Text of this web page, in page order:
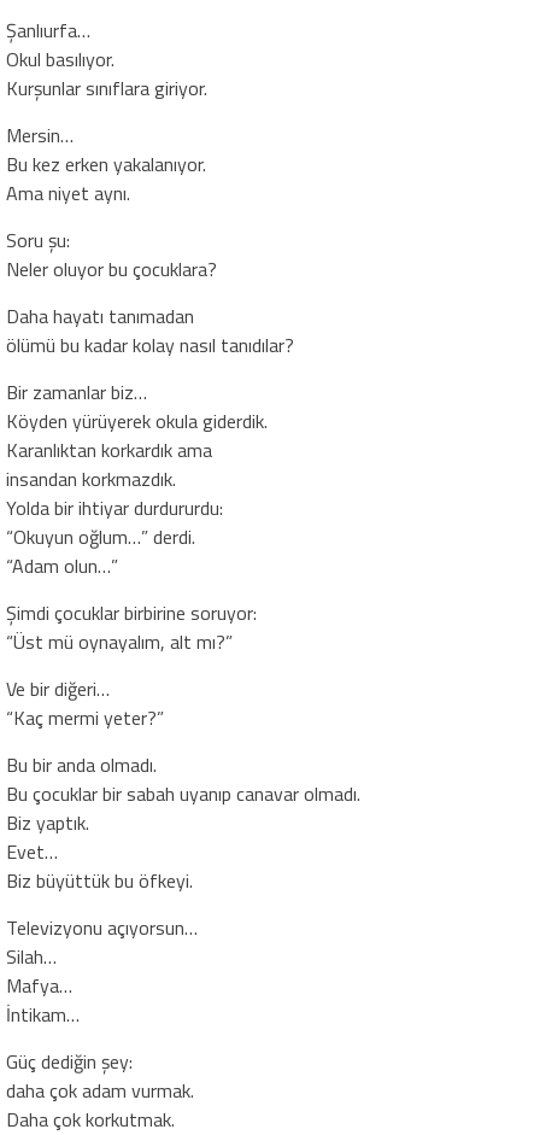
Şanlıurfa…
Okul basılıyor.
Kurşunlar sınıflara giriyor.
Mersin…
Bu kez erken yakalanıyor.
Ama niyet aynı.
Soru şu:
Neler oluyor bu çocuklara?
Daha hayatı tanımadan
ölümü bu kadar kolay nasıl tanıdılar?
Bir zamanlar biz…
Köyden yürüyerek okula giderdik.
Karanlıktan korkardık ama
insandan korkmazdık.
Yolda bir ihtiyar durdururdu:
“Okuyun oğlum…” derdi.
“Adam olun…”
Şimdi çocuklar birbirine soruyor:
“Üst mü oynayalım, alt mı?”
Ve bir diğeri…
“Kaç mermi yeter?”
Bu bir anda olmadı.
Bu çocuklar bir sabah uyanıp canavar olmadı.
Biz yaptık.
Evet…
Biz büyüttük bu öfkeyi.
Televizyonu açıyorsun…
Silah…
Mafya…
İntikam…
Güç dediğin şey:
daha çok adam vurmak.
Daha çok korkutmak.